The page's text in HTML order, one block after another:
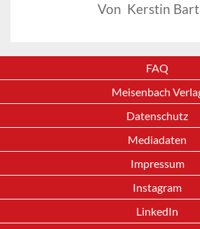
Von Kerstin
FAQ
Meisenbach
Datenschutz
Mediadaten
Impressum
Instagram
LinkedIn